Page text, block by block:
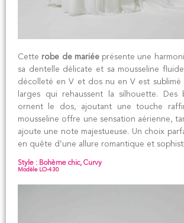
Cette robe de mariéeprésente une
sa dentelle délicate et sa mousseline
décolleté en V et dos nu en V est sublimé
larges qui rehaussent la silhouette. Des
ornent le dos, ajoutant une touche
mousseline offre une sensation aérienne,
ajoute une note majestueuse. Un choix
en quête d’une allure romantique et
Style : Bohème chic, Curvy
Modèle LO-430